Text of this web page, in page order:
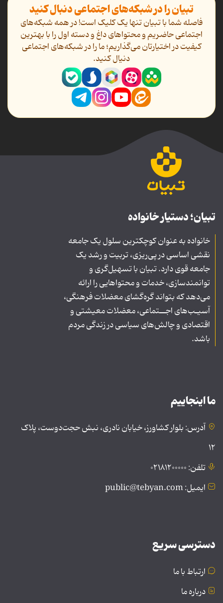
تبیان را در شبکه‌های اجتماعی دنبال کنید
فاصله شما با تبیان تنها یک کلیک است! در همه شبکه‌های
اجتماعی حاضریم و محتواهای داغ و دسته اول را با بهترین
کیفیت در اختیارتان می‌گذاریم؛ ما را در شبکه‌های اجتماعی
دنیال کنید.
تبیان؛ دستیار خانواده
خانواده به عنوان کوچکترین سلول یک جامعه
نقشی اساسی در پی‌ریزی، تربیت و رشد یک
جامعه قوی دارد. تبیان با تسهیل‌گری و
توانمندسازی، خدمات و محتواهایی را ارائه
می‌دهد که بتواند گره‌گشای معضلات فرهنگی،
آسیـب‌های اجــتماعی، معضلات معیشتی و
اقتصادی و چالش‌های سیاسی در زندگی مردم
باشد.
ما اینجاییم
آدرس: بلوار کشاورز، خیابان نادری، نبش حجت‌دوست، پلاک
۱۲
تلفن: ۰۲۱۸۱۲۰۰۰۰۰
ایمیل: public@tebyan.com
دسترسی سریع
ارتباط با ما
درباره ما